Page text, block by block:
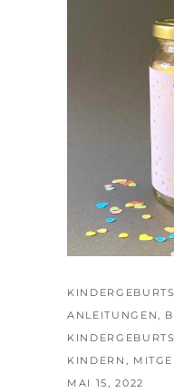
ANLEITUNGEN,
KINDERN ,
MAI 15, 2022